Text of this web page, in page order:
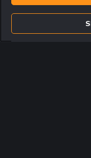
Spela ansvarsfullt.
problem? Kontakta stödlinjen
korrekta vid den tidpunkt de